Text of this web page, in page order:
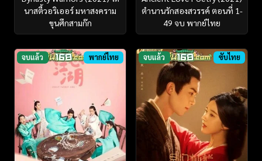
นาสตี้วอริเออร์ มหาสงคราม
ขุนศึกสามก๊ก
ตำนานรักสองสวรรค์ ตอนที่ 1-
49 จบ พากย์ไทย
จบแล้ว พากย์ไทย จบแล้ว ซับไทย